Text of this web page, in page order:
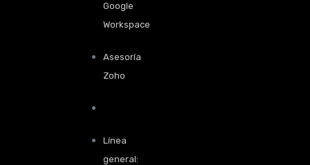
Google
Workspace
Asesoría
Zoho
Línea
general: